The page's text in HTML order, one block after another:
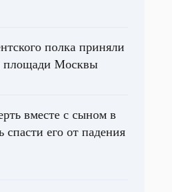
полка приняли
площади Москвы
вместе с сыном в
спасти его от падения